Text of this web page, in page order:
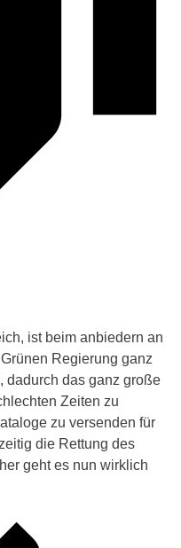
ist beim anbiedern an
Regierung ganz
dadurch das ganz große
Zeiten zu
zu versenden für
die Rettung des
geht es nun wirklich